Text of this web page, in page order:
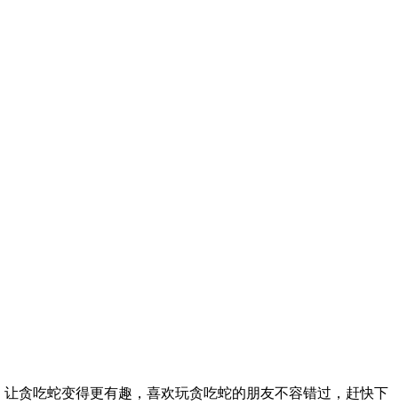
贪吃蛇变得更有趣，喜欢玩贪吃蛇的朋友不容错过，赶快下